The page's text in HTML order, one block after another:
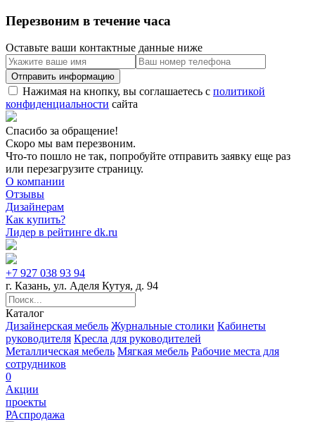
Перезвоним в течение часа
Оставьте ваши контактные данные ниже
Нажимая на кнопку, вы соглашаетесь с политикой
конфиденциальности сайта
Спасибо за обращение!
Скоро мы вам перезвоним.
Что-то пошло не так, попробуйте отправить заявку еще раз
или перезагрузите страницу.
О компании
Отзывы
Дизайнерам
Как купить?
Лидер в рейтинге dk.ru
+7 927 038 93 94
г. Казань, ул. Аделя Кутуя, д. 94
Каталог
Дизайнерская мебель Журнальные столики Кабинеты
руководителя Кресла для руководителей
Металлическая мебель Мягкая мебель Рабочие места для
сотрудников
0
Акции
проекты
РАспродажа